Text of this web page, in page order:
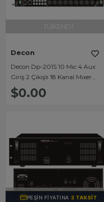
TÜKENDI
Decon
Decon Dp-201S 10 Mıc 4 Aux
Giriş 2 Çıkışlı 18 Kanal Mıxer
Preamfi [Acil]
$0.00
TÜKENDI
PEŞIN FIYATINA3 TAKSIT